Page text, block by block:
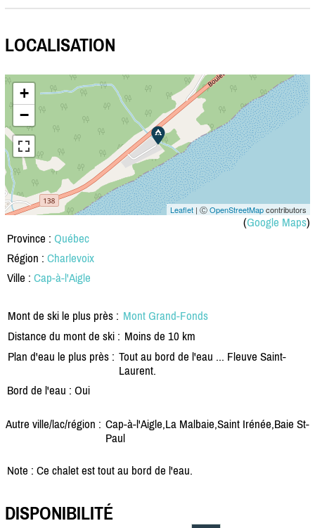
LOCALISATION
+
−
Leaflet | ⒸOpenStreetMapcontributors
(Google Maps)
Province : Québec
Région : Charlevoix
Ville : Cap-à-l'Aigle
Mont de ski le plus près : Mont Grand-Fonds
Distance du mont de ski : Moins de 10 km
Plan d'eau le plus près : Tout au bord de l'eau ... Fleuve Saint-
Laurent.
Bord de l'eau : Oui
Autre ville/lac/région : Cap-à-l'Aigle,La Malbaie,Saint Irénée,Baie St-
Paul
Note : Ce chalet est tout au bord de l'eau.
DISPONIBILITÉ